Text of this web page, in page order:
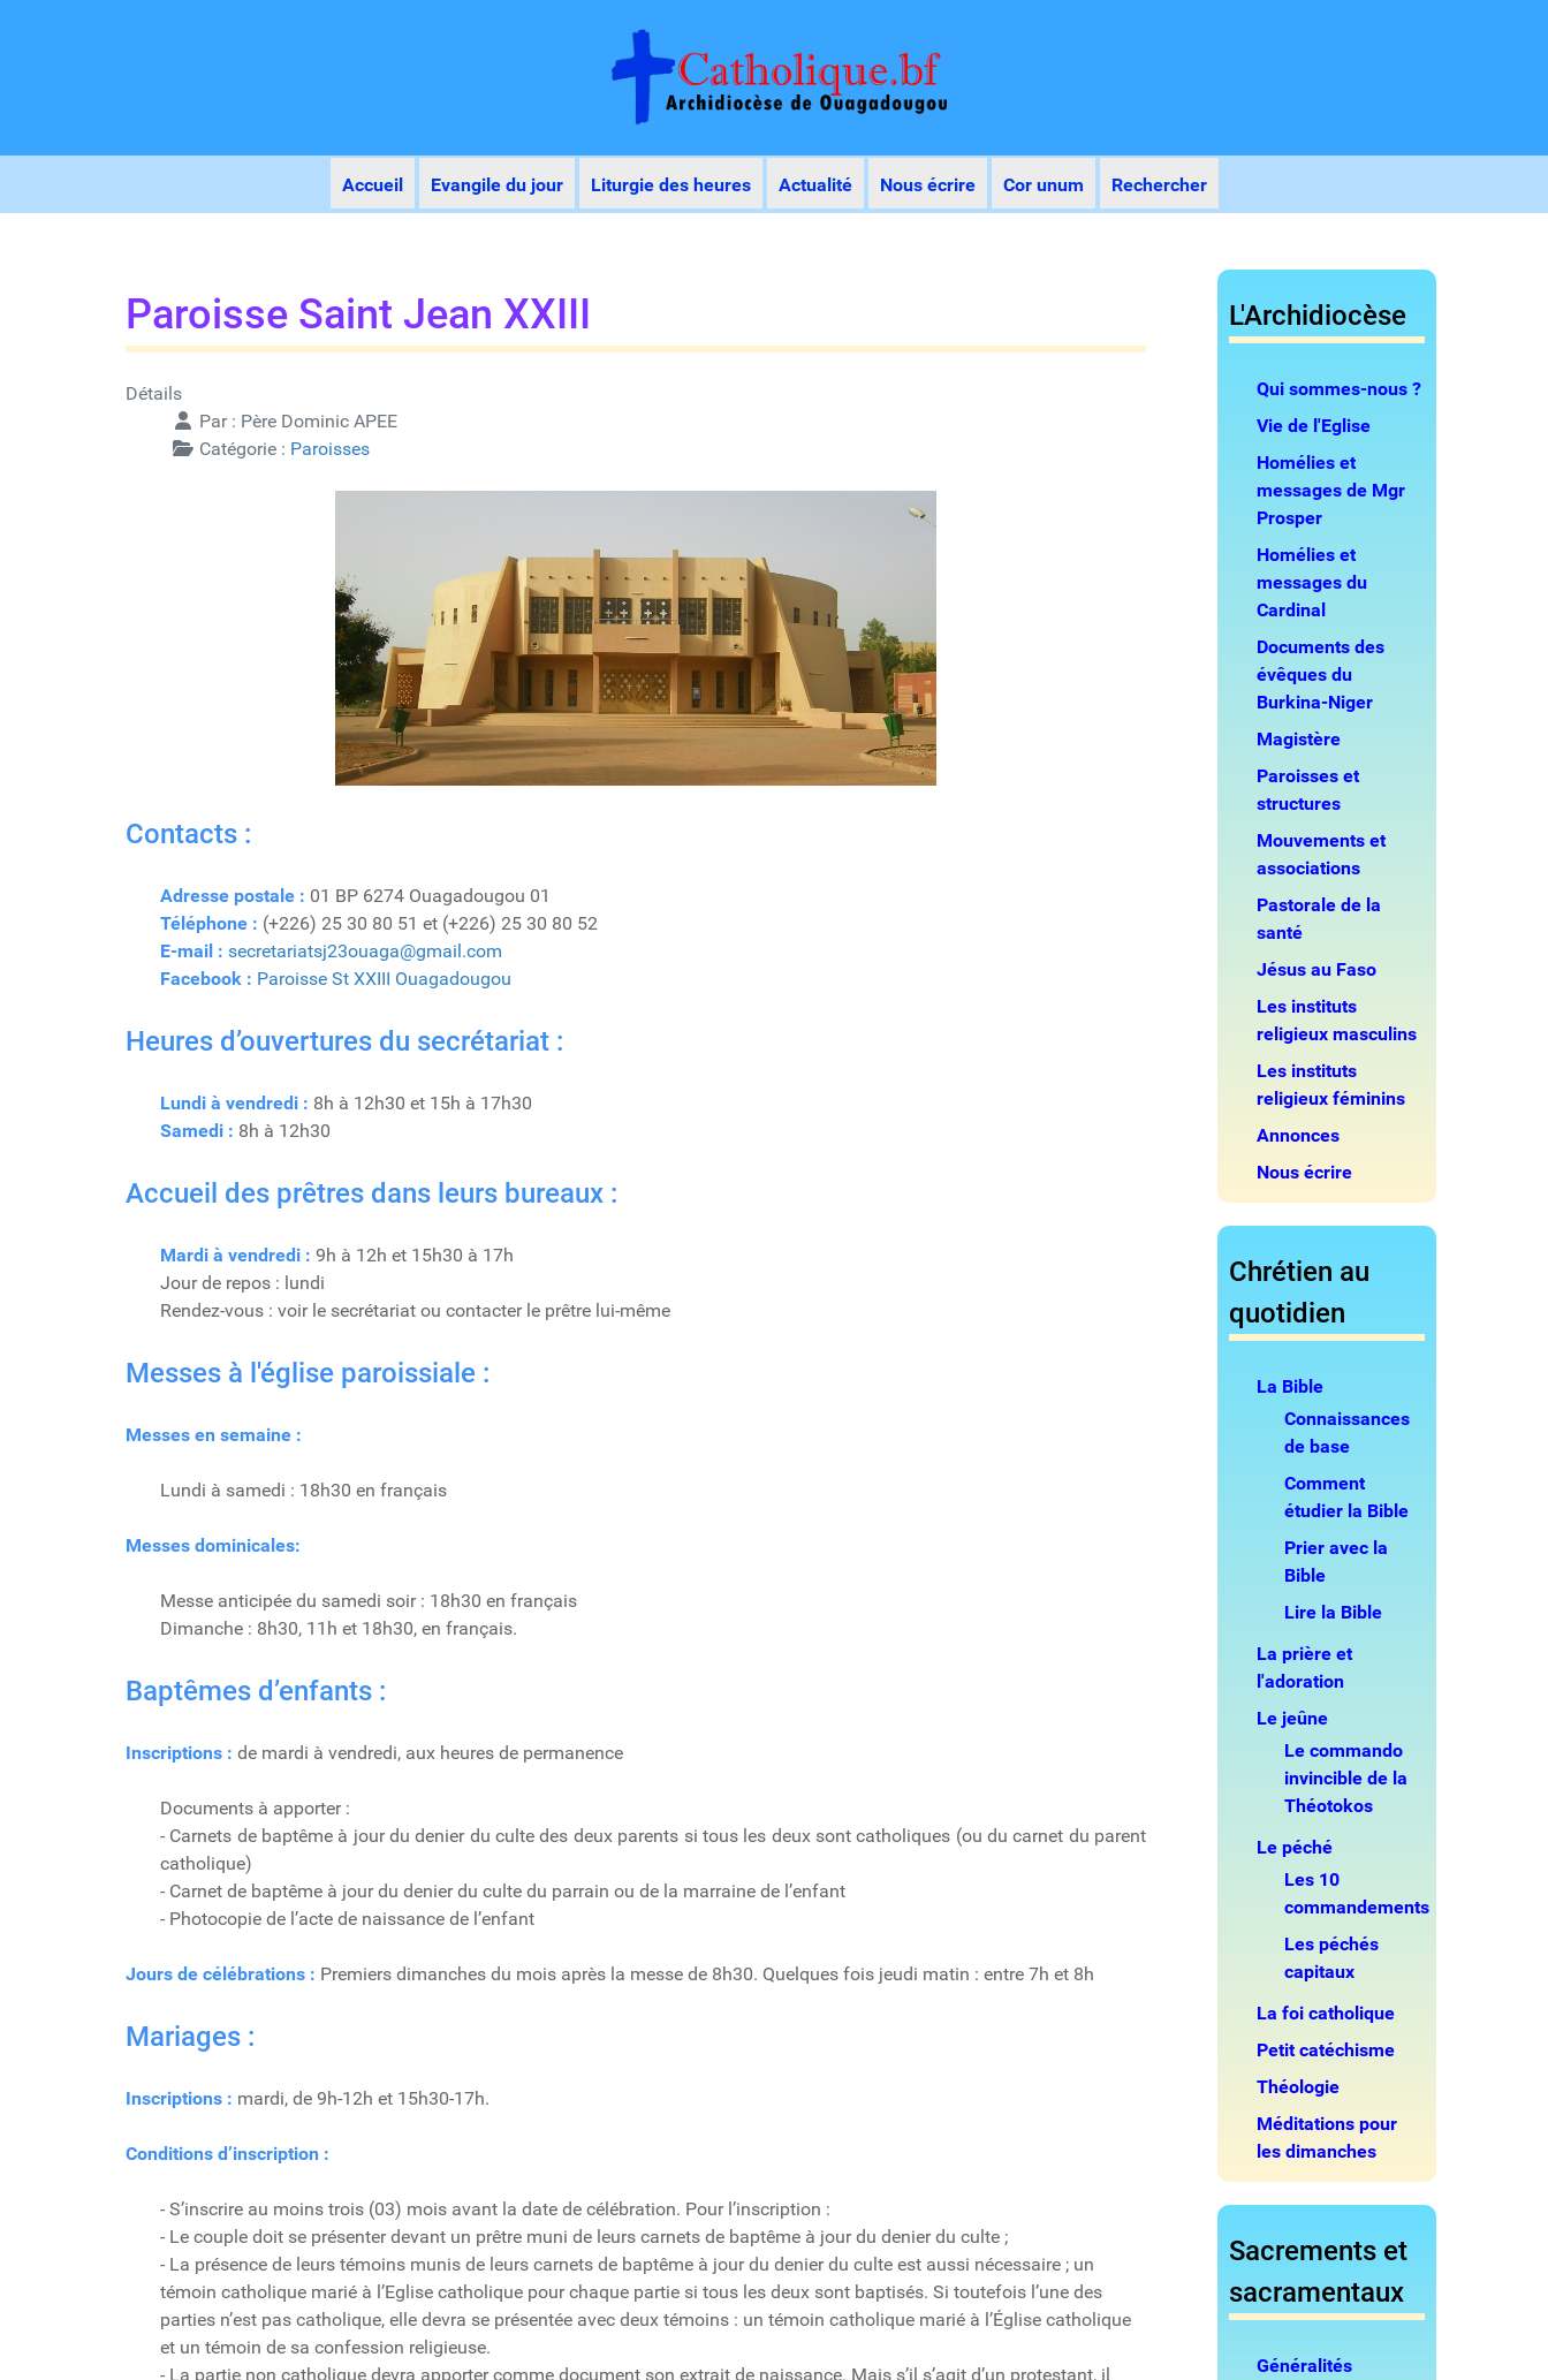
Accueil Evangile du jour Liturgie des heures Actualité Nous écrire Cor unum Rechercher
Paroisse Saint Jean XXIII
Détails
Par : Père Dominic APEE
Catégorie : Paroisses
Contacts :
Adresse postale : 01 BP 6274 Ouagadougou 01
Téléphone : (+226) 25 30 80 51 et (+226) 25 30 80 52
E-mail : secretariatsj23ouaga@gmail.com
Facebook : Paroisse St XXIII Ouagadougou
Heures d’ouvertures du secrétariat :
Lundi à vendredi : 8h à 12h30 et 15h à 17h30
Samedi : 8h à 12h30
Accueil des prêtres dans leurs bureaux :
Mardi à vendredi : 9h à 12h et 15h30 à 17h
Jour de repos : lundi
Rendez-vous : voir le secrétariat ou contacter le prêtre lui-même
Messes à l'église paroissiale :
Messes en semaine :
Lundi à samedi : 18h30 en français
Messes dominicales:
Messe anticipée du samedi soir : 18h30 en français
Dimanche : 8h30, 11h et 18h30, en français.
Baptêmes d’enfants :
Inscriptions : de mardi à vendredi, aux heures de permanence
Documents à apporter :
- Carnets de baptême à jour du denier du culte des deux parents si tous les deux sont catholiques (ou du carnet du parent
catholique)
- Carnet de baptême à jour du denier du culte du parrain ou de la marraine de l’enfant
- Photocopie de l’acte de naissance de l’enfant
Jours de célébrations : Premiers dimanches du mois après la messe de 8h30. Quelques fois jeudi matin : entre 7h et 8h
Mariages :
Inscriptions : mardi, de 9h-12h et 15h30-17h.
Conditions d’inscription :
- S’inscrire au moins trois (03) mois avant la date de célébration. Pour l’inscription :
- Le couple doit se présenter devant un prêtre muni de leurs carnets de baptême à jour du denier du culte ;
- La présence de leurs témoins munis de leurs carnets de baptême à jour du denier du culte est aussi nécessaire ; un
témoin catholique marié à l’Eglise catholique pour chaque partie si tous les deux sont baptisés. Si toutefois l’une des
parties n’est pas catholique, elle devra se présentée avec deux témoins : un témoin catholique marié à l’Église catholique
et un témoin de sa confession religieuse.
- La partie non catholique devra apporter comme document son extrait de naissance. Mais s’il s’agit d’un protestant, il
L'Archidiocèse
Qui sommes-nous ?
Vie de l'Eglise
Homélies et
messages de Mgr
Prosper
Homélies et
messages du
Cardinal
Documents des
évêques du
Burkina-Niger
Magistère
Paroisses et
structures
Mouvements et
associations
Pastorale de la
santé
Jésus au Faso
Les instituts
religieux masculins
Les instituts
religieux féminins
Annonces
Nous écrire
Chrétien au
quotidien
La Bible
Connaissances
de base
Comment
étudier la Bible
Prier avec la
Bible
Lire la Bible
La prière et
l'adoration
Le jeûne
Le commando
invincible de la
Théotokos
Le péché
Les 10
commandements
Les péchés
capitaux
La foi catholique
Petit catéchisme
Théologie
Méditations pour
les dimanches
Sacrements et
sacramentaux
Généralités